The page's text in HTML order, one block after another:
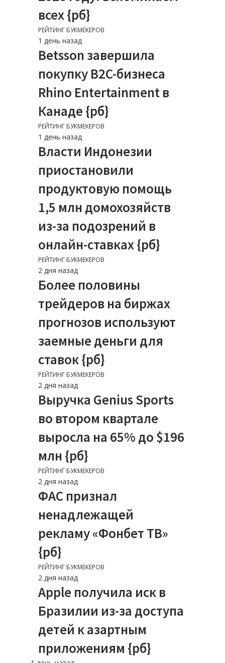
всех {рб}
РЕЙТИНГ БУКМЕКЕРОВ
1 день назад
Betsson завершила
покупку B2C-бизнеса
Rhino Entertainment в
Канаде {рб}
РЕЙТИНГ БУКМЕКЕРОВ
1 день назад
Власти Индонезии
приостановили
продуктовую помощь
1,5 млн домохозяйств
из-за подозрений в
онлайн-ставках {рб}
РЕЙТИНГ БУКМЕКЕРОВ
2 дня назад
Более половины
трейдеров на биржах
прогнозов используют
заемные деньги для
ставок {рб}
РЕЙТИНГ БУКМЕКЕРОВ
2 дня назад
Выручка Genius Sports
во втором квартале
выросла на 65% до $196
млн {рб}
РЕЙТИНГ БУКМЕКЕРОВ
2 дня назад
ФАС признал
ненадлежащей
рекламу «Фонбет ТВ»
{рб}
РЕЙТИНГ БУКМЕКЕРОВ
2 дня назад
Apple получила иск в
Бразилии из-за доступа
детей к азартным
приложениям {рб}